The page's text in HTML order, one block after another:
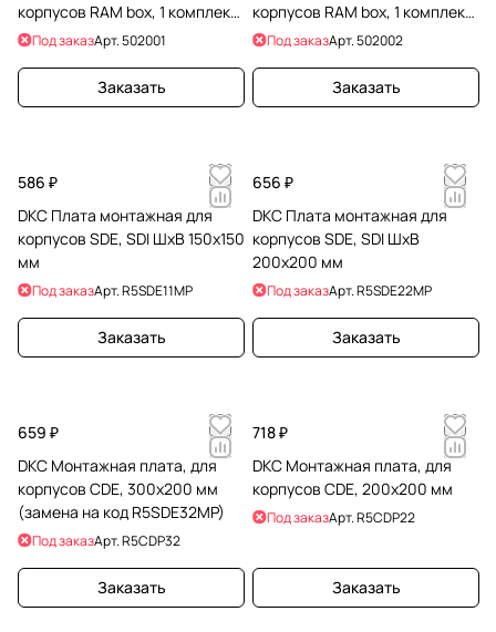
корпусов RAM box, 1 комплект
= 2 шт
Под заказАрт.502001
Заказать
корпусов RAM box, 1 комплект
= 2 шт.
Под заказАрт.502002
Заказать
586 ₽
DKC Плата монтажная для
корпусов SDE, SDI ШхВ 150x150
мм
Под заказАрт.R5SDE11MP
Заказать
656 ₽
DKC Плата монтажная для
корпусов SDE, SDI ШхВ
200x200 мм
Под заказАрт.R5SDE22MP
Заказать
659 ₽
DKC Монтажная плата, для
корпусов CDE, 300x200 мм
(замена на код R5SDE32MP)
Под заказАрт.R5CDP32
Заказать
718 ₽
DKC Монтажная плата, для
корпусов CDE, 200x200 мм
Под заказАрт.R5CDP22
Заказать